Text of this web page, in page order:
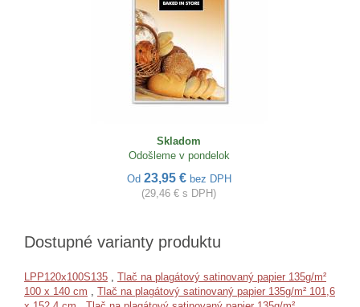
Skladom
Odošleme v pondelok
Od 23,95 € bez DPH
(29,46 € s DPH)
Dostupné varianty produktu
LPP120x100S135
Tlač na plagátový satinovaný papier 135g/m²
100 x 140 cm
Tlač na plagátový satinovaný papier 135g/m² 101,6